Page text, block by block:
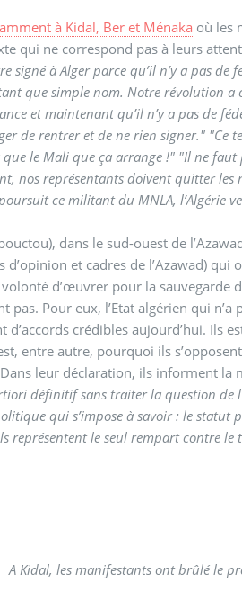
à Kidal, Ber et Ménaka où les
qui ne correspond pas à leurs
signé à Alger parce qu’il n’y a pas
que simple nom. Notre révolution a
et maintenant qu’il n’y a pas de
de rentrer et de ne rien signer." "Ce
le Mali que ça arrange !" "Il ne
nos représentants doivent quitter
ce militant du MNLA, l’Algérie
dans le sud-ouest de
et cadres de l’Azawad) qui
d’œuvrer pour la sauvegarde
pas. Pour eux, l’Etat algérien qui
d’accords crédibles aujourd’hui. Ils
entre autre, pourquoi ils
leur déclaration, ils informent la
définitif sans traiter la question de
qui s’impose à savoir : le
représentent le seul rempart contre
A Kidal, les manifestants ont brûlé le